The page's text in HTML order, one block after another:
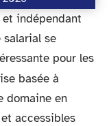
indépendant
salarial se
pour les
basée à
domaine en
accessibles